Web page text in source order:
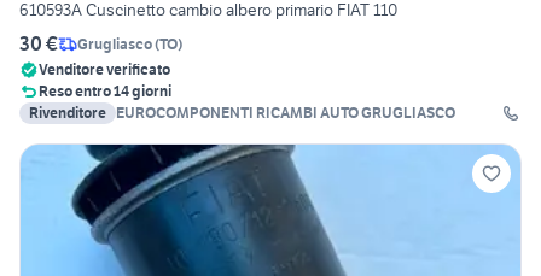
610593A Cuscinetto cambio albero primario FIAT 110
30 € Grugliasco(TO)
Venditore verificato
Reso entro 14 giorni
Rivenditore EUROCOMPONENTI RICAMBI AUTO GRUGLIASCO